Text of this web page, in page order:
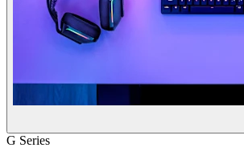
G Series